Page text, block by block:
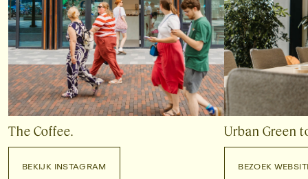
The Coffee.
BEKIJK INSTAGRAM
Urban Green
BEZOEK